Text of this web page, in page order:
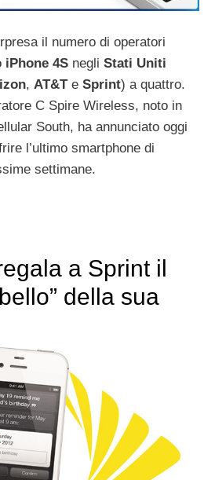
il numero di operatori
iPhone 4S negli Stati Uniti
, AT&Te Sprint) a quattro.
C Spire Wireless, noto in
South, ha annunciato oggi
l’ultimo smartphone di
settimane.
a Sprint il
della sua